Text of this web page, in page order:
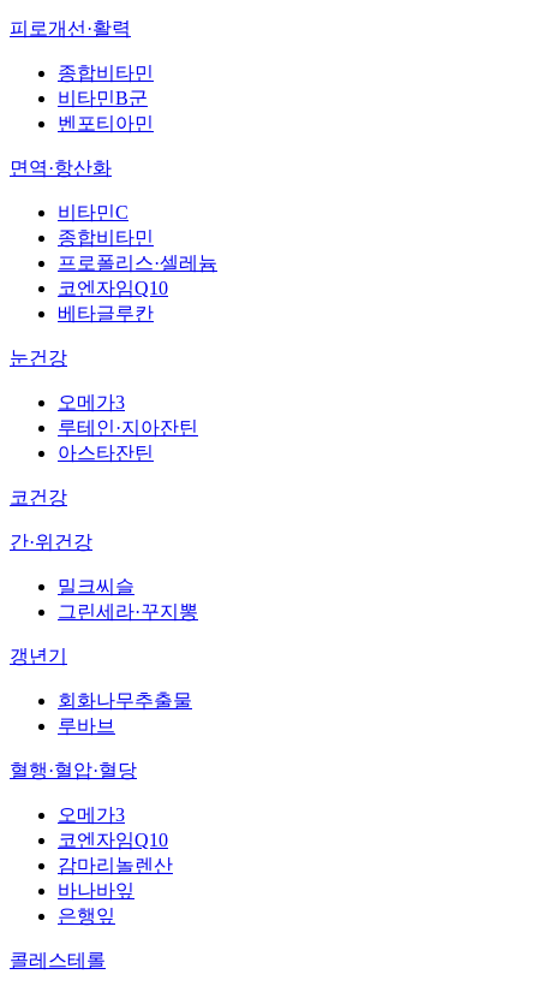
피로개선·활력
종합비타민
비타민B군
벤포티아민
면역·항산화
비타민C
종합비타민
프로폴리스·셀레늄
코엔자임Q10
베타글루칸
눈건강
오메가3
루테인·지아잔틴
아스타잔틴
코건강
간·위건강
밀크씨슬
그린세라·꾸지뽕
갱년기
회화나무추출물
루바브
혈행·혈압·혈당
오메가3
코엔자임Q10
감마리놀렌산
바나바잎
은행잎
콜레스테롤